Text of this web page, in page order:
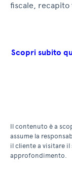
fiscale, recapito
Scopri subito
Il contenuto è a
assume la
il cliente a visitare il
approfondimento.